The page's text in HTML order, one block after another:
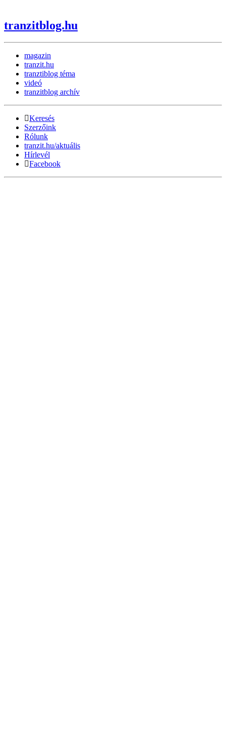
tranzitblog.hu
magazin
tranzit.hu
tranztiblog téma
videó
tranzitblog archív
Keresés
Szerzőink
Rólunk
tranzit.hu/aktuális
Hírlevél
Facebook